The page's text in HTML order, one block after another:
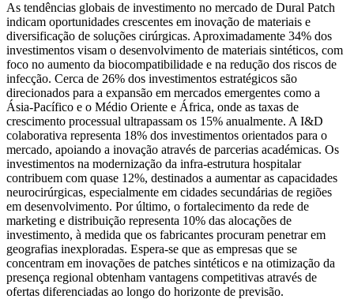
As tendências globais de investimento no mercado de Dural Patch
indicam oportunidades crescentes em inovação de materiais e
diversificação de soluções cirúrgicas. Aproximadamente 34% dos
investimentos visam o desenvolvimento de materiais sintéticos, com
foco no aumento da biocompatibilidade e na redução dos riscos de
infecção. Cerca de 26% dos investimentos estratégicos são
direcionados para a expansão em mercados emergentes como a
Ásia-Pacífico e o Médio Oriente e África, onde as taxas de
crescimento processual ultrapassam os 15% anualmente. A I&D
colaborativa representa 18% dos investimentos orientados para o
mercado, apoiando a inovação através de parcerias académicas. Os
investimentos na modernização da infra-estrutura hospitalar
contribuem com quase 12%, destinados a aumentar as capacidades
neurocirúrgicas, especialmente em cidades secundárias de regiões
em desenvolvimento. Por último, o fortalecimento da rede de
marketing e distribuição representa 10% das alocações de
investimento, à medida que os fabricantes procuram penetrar em
geografias inexploradas. Espera-se que as empresas que se
concentram em inovações de patches sintéticos e na otimização da
presença regional obtenham vantagens competitivas através de
ofertas diferenciadas ao longo do horizonte de previsão.